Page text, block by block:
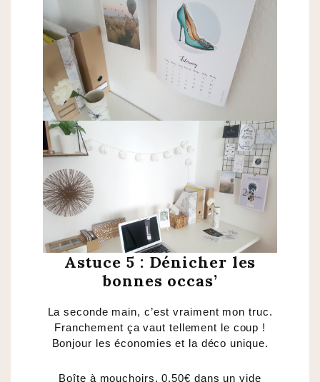
Astuce 5 : Dénicher les
bonnes occas’
La seconde main, c’est vraiment mon truc.
Franchement ça vaut tellement le coup !
Bonjour les économies et la déco unique.
Boîte à mouchoirs, 0,50€ dans un vide